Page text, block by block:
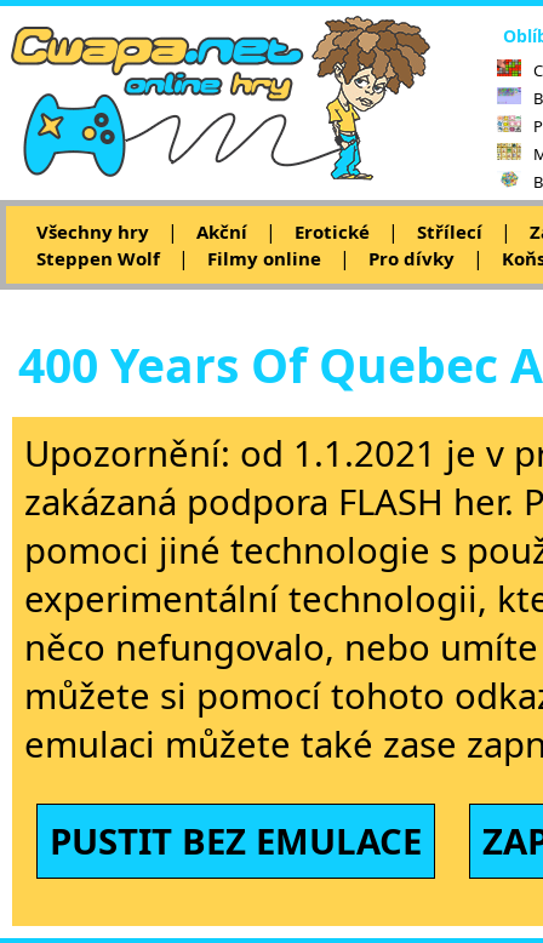
Všechny hry | Akční | Erotické | Střílecí |
Steppen Wolf
| Filmy online | Pro dívky |
400 Years Of Quebec
Upozornění: od 1.1.2021 je v
zakázaná podpora FLASH
pomoci jiné technologie s
experimentální technologii,
něco nefungovalo, nebo
můžete si pomocí tohoto
emulaci můžete také zase
PUSTIT BEZ EMULACE